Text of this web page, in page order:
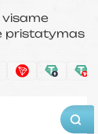
pristatymas